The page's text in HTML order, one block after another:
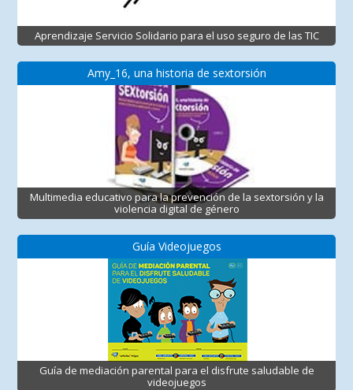
Aprendizaje Servicio Solidario para el uso seguro de las TIC
Amy_16, una historia de sextorsión
Multimedia educativo para la prevención de la sextorsión y la
violencia digital de género
Guía Videojuegos
Guía de mediación parental para el disfrute saludable de
videojuegos